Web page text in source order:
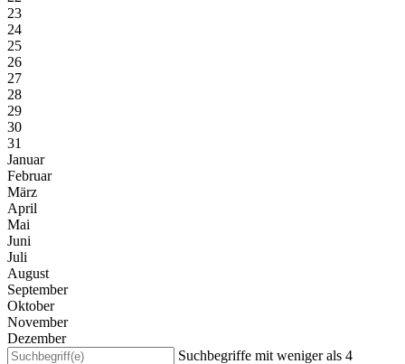
23
24
25
26
27
28
29
30
31
Januar
Februar
März
April
Mai
Juni
Juli
August
September
Oktober
November
Dezember
Suchbegriffe mit weniger als 4